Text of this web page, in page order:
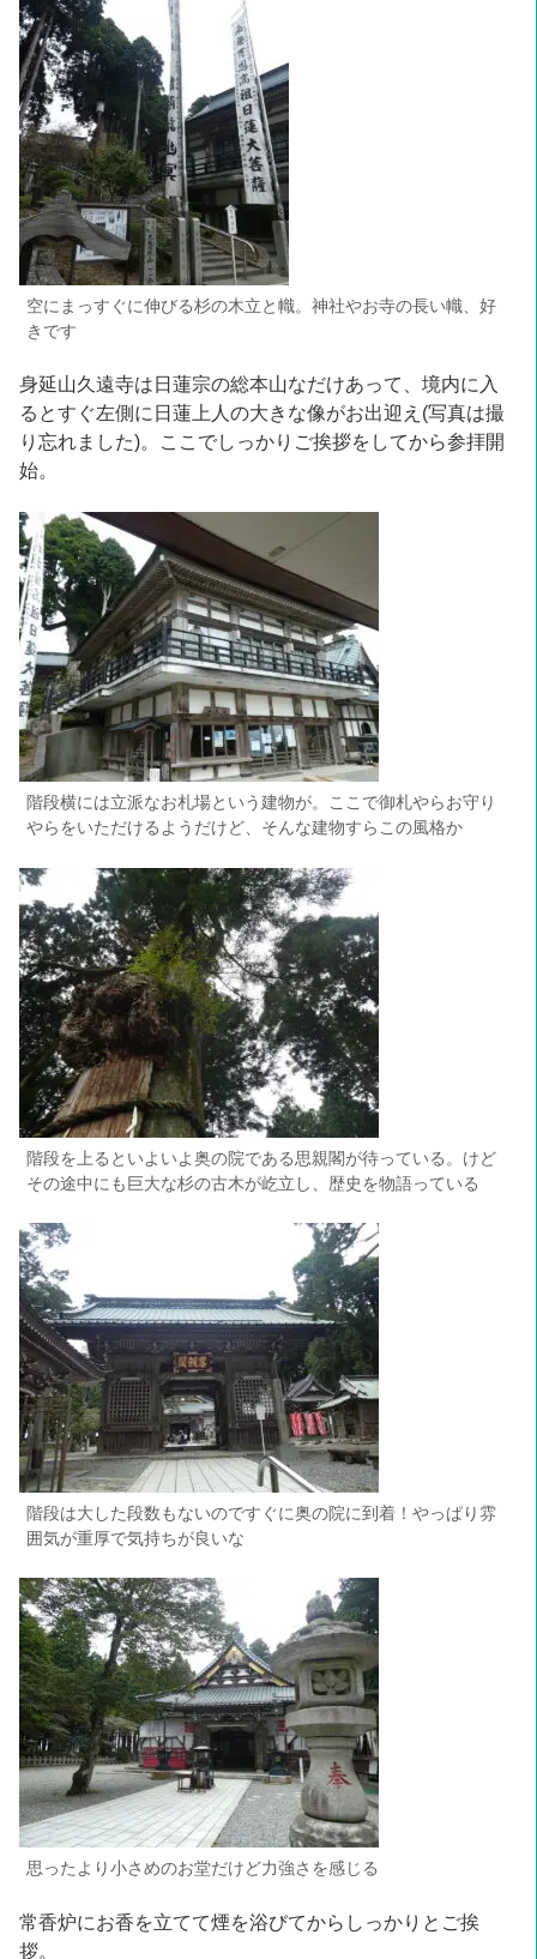
空にまっすぐに伸びる杉の木立と幟。神社やお寺の長い幟、好
きです
身延山久遠寺は日蓮宗の総本山なだけあって、境内に入
るとすぐ左側に日蓮上人の大きな像がお出迎え(写真は撮
り忘れました)。ここでしっかりご挨拶をしてから参拝開
始。
階段横には立派なお札場という建物が。ここで御札やらお守り
やらをいただけるようだけど、そんな建物すらこの風格か
階段を上るといよいよ奥の院である思親閣が待っている。けど
その途中にも巨大な杉の古木が屹立し、歴史を物語っている
階段は大した段数もないのですぐに奥の院に到着！やっぱり雰
囲気が重厚で気持ちが良いな
思ったより小さめのお堂だけど力強さを感じる
常香炉にお香を立てて煙を浴びてからしっかりとご挨
拶。